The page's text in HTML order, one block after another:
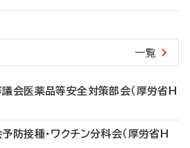
一覧
会医薬品等安全対策部会（厚労省H
防接種・ワクチン分科会（厚労省H